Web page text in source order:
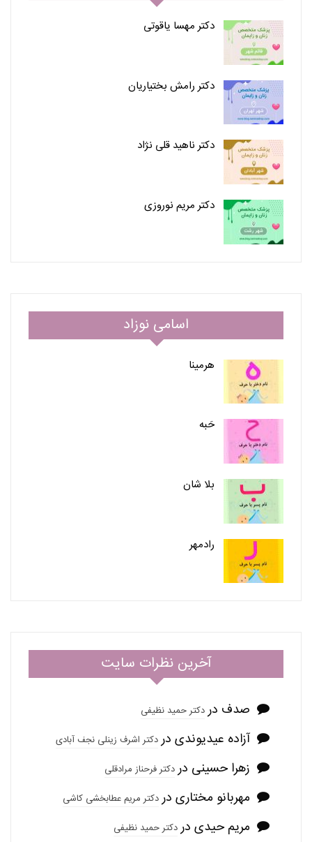
دکتر مهسا یاقوتی
دکتر رامش بختیاریان
دکتر ناهید قلی نژاد
دکتر مریم نوروزی
اسامی نوزاد
هرمینا
حَبه
بلا شان
رادمهر
آخرین نظرات سایت
صدف دردکتر حمید نظیفی
آزاده عیدیوندی دردکتر اشرف زینلی نجف آبادی
زهرا حسینی دردکتر فرحناز مرادقلی
مهربانو مختاری دردکتر مریم عطابخشی کاشی
مریم حیدی دردکتر حمید نظیفی